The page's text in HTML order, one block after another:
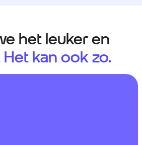
het leuker en
Het kan ook zo.